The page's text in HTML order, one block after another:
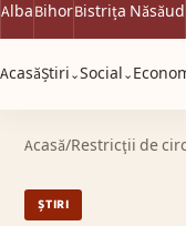
AlbaBihorBistrița Năsăud
AcasăȘtiri ⌄Social ⌄
Acasă/Restricţii de
ȘTIRI